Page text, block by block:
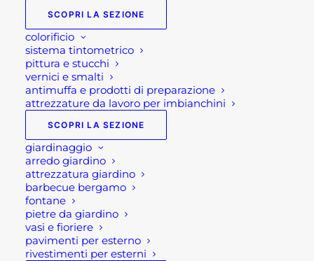
SCOPRI LA SEZIONE
colorificio
sistema tintometrico
pittura e stucchi
vernici e smalti
antimuffa e prodotti di preparazione
attrezzature da lavoro per imbianchini
SCOPRI LA SEZIONE
giardinaggio
arredo giardino
attrezzatura giardino
barbecue bergamo
fontane
pietre da giardino
vasi e fioriere
pavimenti per esterno
rivestimenti per esterni
Linea vita
Rota Commerciale, da diversi anni, fornisce il
servizio di consulenza e progettazione di
vitaper tetti. Il tutto rispettando la normativa
vigente sulla sicurezza sul lavoro.